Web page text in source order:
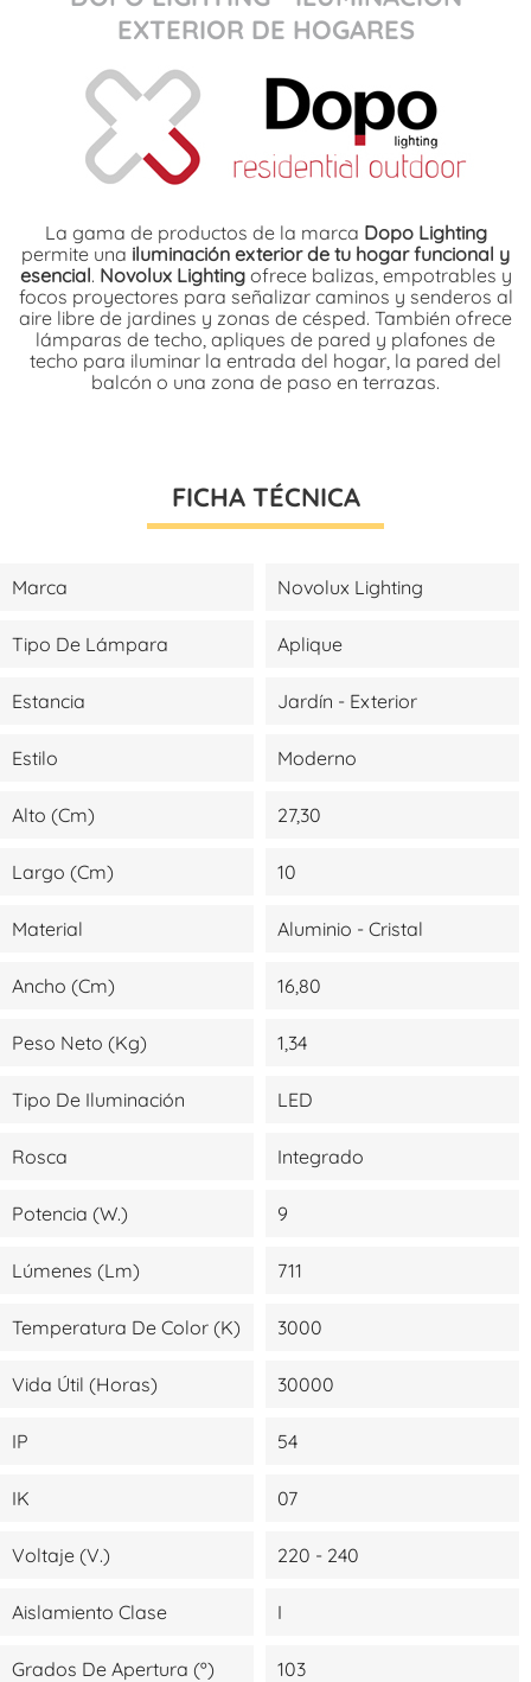
EXTERIOR DE HOGARES
La gama de productos de la marca Dopo Lighting
permite una iluminación exterior de tu hogar funcional y
esencial. Novolux Lightingofrece balizas, empotrables y
focos proyectores para señalizar caminos y senderos al
aire libre de jardines y zonas de césped. También ofrece
lámparas de techo, apliques de pared y plafones de
techo para iluminar la entrada del hogar, la pared del
balcón o una zona de paso en terrazas.
FICHA TÉCNICA
Marca Novolux Lighting
Tipo De Lámpara Aplique
Estancia Jardín - Exterior
Estilo Moderno
Alto (cm) 27,30
Largo (cm) 10
Material Aluminio - Cristal
Ancho (cm) 16,80
Peso Neto (kg) 1,34
Tipo De Iluminación LED
Rosca Integrado
Potencia (W.) 9
Lúmenes (lm) 711
Temperatura De Color (K) 3000
Vida Útil (Horas) 30000
IP 54
IK 07
Voltaje (V.) 220 - 240
Aislamiento Clase I
Grados De Apertura (º) 103